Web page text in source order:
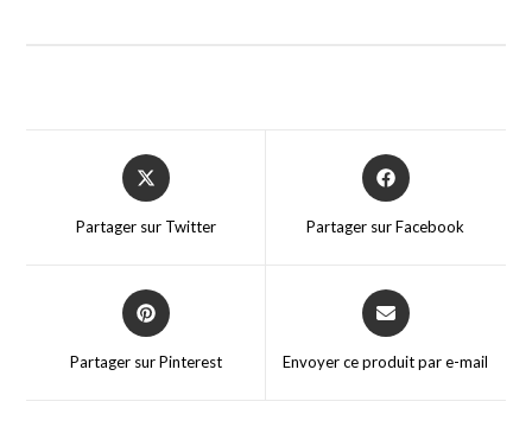
Partager sur Twitter Partager sur Facebook
Partager sur Pinterest Envoyer ce produit par e-mail